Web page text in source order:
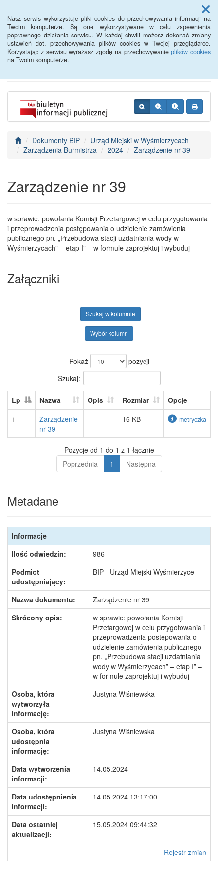
Nasz serwis wykorzystuje pliki cookies do przechowywania informacji na
Twoim komputerze. Są one wykorzystywane w celu zapewnienia
poprawnego działania serwisu. W każdej chwili możesz dokonać zmiany
ustawień dot. przechowywania plików cookies w Twojej przeglądarce.
Korzystając z serwisu wyrażasz zgodę na przechowywanieplików cookies
na Twoim komputerze.
Menu
BIP - Urząd Miejski
Wyśmierzyce
Dokumenty BIP
Urząd Miejski w Wyśmierzycach
Zarządzenia Burmistrza
2024 Zarządzenie nr 39
Zarządzenie nr 39
w sprawie: powołania Komisji Przetargowej w celu przygotowania
i przeprowadzenia postępowania o udzielenie zamówienia
publicznego pn. „Przebudowa stacji uzdatniania wody w
Wyśmierzycach” – etap I” – w formule zaprojektuj i wybuduj
Załączniki
Szukaj w kolumnie
Wybór kolumn
Pokaż
pozycji
Szukaj:
Lp Nazwa Opis Rozmiar
Opcje
1
Zarządzenie
nr 39
16 KB metryczka
Pozycje od 1 do 1 z 1 łącznie
Poprzednia
1 Następna
Metadane
Informacje
Ilość odwiedzin:
986
Podmiot
udostępniający:
BIP - Urząd Miejski Wyśmierzyce
Nazwa dokumentu:
Zarządzenie nr 39
Skrócony opis:
w sprawie: powołania Komisji
Przetargowej w celu przygotowania i
przeprowadzenia postępowania o
udzielenie zamówienia publicznego
pn. „Przebudowa stacji uzdatniania
wody w Wyśmierzycach” – etap I” –
w formule zaprojektuj i wybuduj
Osoba, która
wytworzyła
informację:
Justyna Wiśniewska
Osoba, która
udostępnia
informację:
Justyna Wiśniewska
Data wytworzenia
informacji:
14.05.2024
Data udostępnienia
informacji:
14.05.2024 13:17:00
Data ostatniej
aktualizacji:
15.05.2024 09:44:32
Rejestr zmian